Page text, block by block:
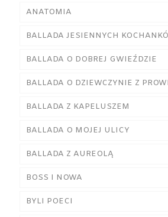
ANATOMIA
BALLADA JESIENNYCH
BALLADA O DOBREJ GWIEŹDZIE
BALLADA O DZIEWCZYNIE Z
BALLADA Z KAPELUSZEM
BALLADA O MOJEJ ULICY
BALLADA Z AUREOLĄ
BOSS I NOWA
BYLI POECI